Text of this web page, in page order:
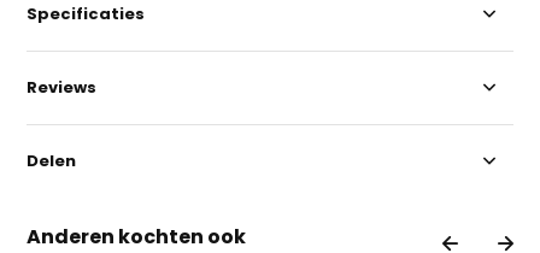
Specificaties
Reviews
Delen
Anderen kochten ook